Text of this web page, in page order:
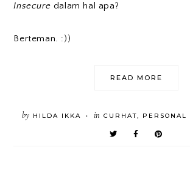
Insecure dalam hal apa?
Berteman. :))
READ MORE
by HILDA IKKA • in CURHAT, PERSONAL